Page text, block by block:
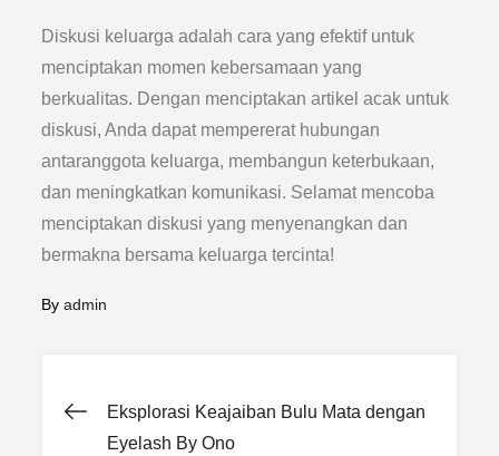
Diskusi keluarga adalah cara yang efektif untuk
menciptakan momen kebersamaan yang
berkualitas. Dengan menciptakan artikel acak untuk
diskusi, Anda dapat mempererat hubungan
antaranggota keluarga, membangun keterbukaan,
dan meningkatkan komunikasi. Selamat mencoba
menciptakan diskusi yang menyenangkan dan
bermakna bersama keluarga tercinta!
Byadmin
Post
Eksplorasi Keajaiban Bulu Mata dengan
Eyelash By Ono